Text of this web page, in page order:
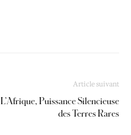
Article suivant
L’Afrique, Puissance Silencieuse
des Terres Rares